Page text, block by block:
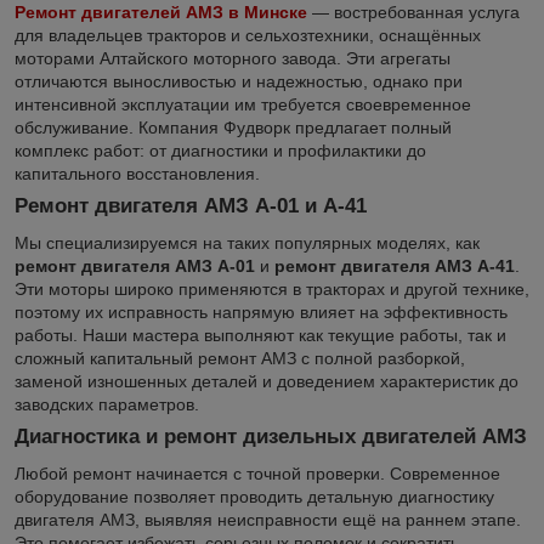
Ремонт двигателей АМЗ в Минске — востребованная услуга
для владельцев тракторов и сельхозтехники, оснащённых
моторами Алтайского моторного завода. Эти агрегаты
отличаются выносливостью и надежностью, однако при
интенсивной эксплуатации им требуется своевременное
обслуживание. Компания Фудворк предлагает полный
комплекс работ: от диагностики и профилактики до
капитального восстановления.
Ремонт двигателя АМЗ А-01 и А-41
Мы специализируемся на таких популярных моделях, как
ремонт двигателя АМЗ А-01 и ремонт двигателя АМЗ А-41.
Эти моторы широко применяются в тракторах и другой технике,
поэтому их исправность напрямую влияет на эффективность
работы. Наши мастера выполняют как текущие работы, так и
сложный капитальный ремонт АМЗ с полной разборкой,
заменой изношенных деталей и доведением характеристик до
заводских параметров.
Диагностика и ремонт дизельных двигателей АМЗ
Любой ремонт начинается с точной проверки. Современное
оборудование позволяет проводить детальную диагностику
двигателя АМЗ, выявляя неисправности ещё на раннем этапе.